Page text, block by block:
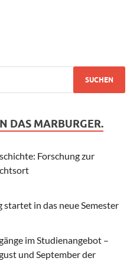
DAS MARBURGER.
Forschung zur
in das neue Semester
im Studienangebot –
und September der